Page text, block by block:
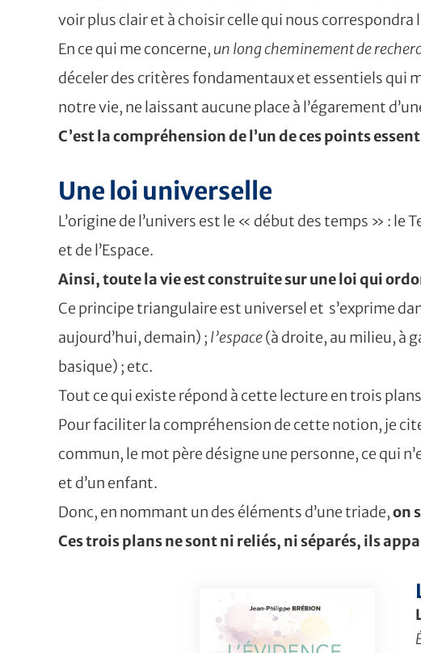
voir plus clair et à choisir celle qui nous correspondra
En ce qui me concerne, un long cheminement de
déceler des critères fondamentaux et essentiels qui
notre vie, ne laissant aucune place à l’égarement
C’est la compréhension de l’un de ces points
Une loi universelle
L’origine de l’univers est le « début des temps » : le
et de l’Espace.
Ainsi, toute la vie est construite sur une loi qui
Ce principe triangulaire est universel et s’exprime
aujourd’hui, demain) ; l’espace(à droite, au milieu, à
basique) ; etc.
Tout ce qui existe répond à cette lecture en trois
Pour faciliter la compréhension de cette notion, je
commun, le mot père désigne une personne, ce qui
et d’un enfant.
Donc, en nommant un des éléments d’une triade,on
Ces trois plans ne sont ni reliés, ni séparés, ils